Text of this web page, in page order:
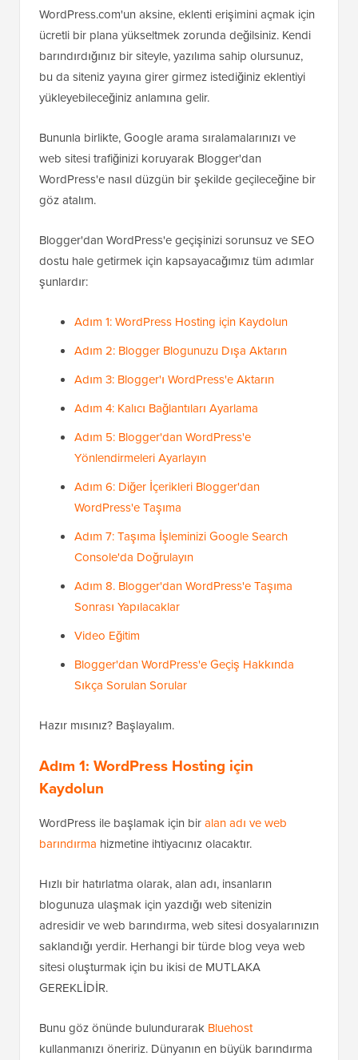
WordPress.com'un aksine, eklenti erişimini açmak için
ücretli bir plana yükseltmek zorunda değilsiniz. Kendi
barındırdığınız bir siteyle, yazılıma sahip olursunuz,
bu da siteniz yayına girer girmez istediğiniz eklentiyi
yükleyebileceğiniz anlamına gelir.
Bununla birlikte, Google arama sıralamalarınızı ve
web sitesi trafiğinizi koruyarak Blogger'dan
WordPress'e nasıl düzgün bir şekilde geçileceğine bir
göz atalım.
Blogger'dan WordPress'e geçişinizi sorunsuz ve SEO
dostu hale getirmek için kapsayacağımız tüm adımlar
şunlardır:
Adım 1: WordPress Hosting için Kaydolun
Adım 2: Blogger Blogunuzu Dışa Aktarın
Adım 3: Blogger'ı WordPress'e Aktarın
Adım 4: Kalıcı Bağlantıları Ayarlama
Adım 5: Blogger'dan WordPress'e
Yönlendirmeleri Ayarlayın
Adım 6: Diğer İçerikleri Blogger'dan
WordPress'e Taşıma
Adım 7: Taşıma İşleminizi Google Search
Console'da Doğrulayın
Adım 8. Blogger'dan WordPress'e Taşıma
Sonrası Yapılacaklar
Video Eğitim
Blogger'dan WordPress'e Geçiş Hakkında
Sıkça Sorulan Sorular
Hazır mısınız? Başlayalım.
Adım 1: WordPress Hosting için
Kaydolun
WordPress ile başlamak için biralan adı ve web
barındırma hizmetine ihtiyacınız olacaktır.
Hızlı bir hatırlatma olarak, alan adı, insanların
blogunuza ulaşmak için yazdığı web sitenizin
adresidir ve web barındırma, web sitesi dosyalarınızın
saklandığı yerdir. Herhangi bir türde blog veya web
sitesi oluşturmak için bu ikisi de MUTLAKA
GEREKLİDİR.
Bunu göz önünde bulundurarak Bluehost
kullanmanızı öneririz. Dünyanın en büyük barındırma